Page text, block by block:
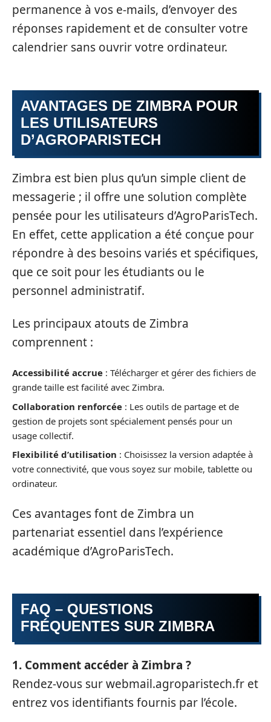
permanence à vos e-mails, d’envoyer des
réponses rapidement et de consulter votre
calendrier sans ouvrir votre ordinateur.
AVANTAGES DE ZIMBRA POUR
LES UTILISATEURS
D’AGROPARISTECH
Zimbra est bien plus qu’un simple client de
messagerie ; il offre une solution complète
pensée pour les utilisateurs d’AgroParisTech.
En effet, cette application a été conçue pour
répondre à des besoins variés et spécifiques,
que ce soit pour les étudiants ou le
personnel administratif.
Les principaux atouts de Zimbra
comprennent :
Accessibilité accrue : Télécharger et gérer des fichiers de
grande taille est facilité avec Zimbra.
Collaboration renforcée : Les outils de partage et de
gestion de projets sont spécialement pensés pour un
usage collectif.
Flexibilité d’utilisation : Choisissez la version adaptée à
votre connectivité, que vous soyez sur mobile, tablette ou
ordinateur.
Ces avantages font de Zimbra un
partenariat essentiel dans l’expérience
académique d’AgroParisTech.
FAQ – QUESTIONS
FRÉQUENTES SUR ZIMBRA
1. Comment accéder à Zimbra ?
Rendez-vous sur webmail.agroparistech.fr et
entrez vos identifiants fournis par l’école.